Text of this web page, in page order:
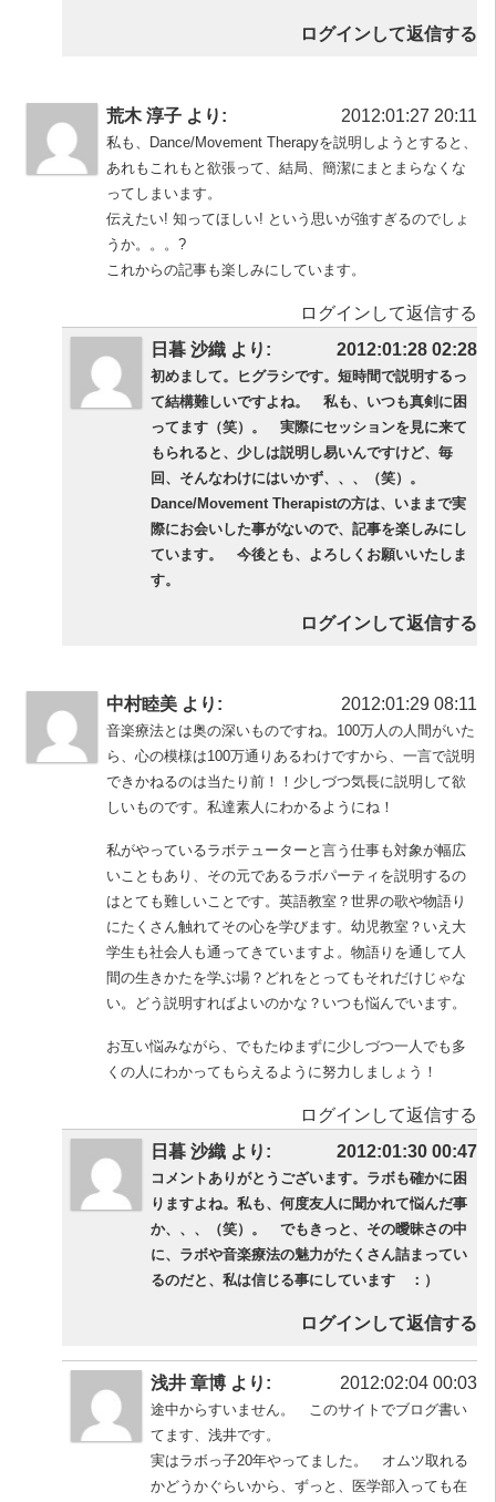
ログインして返信する
荒木 淳子 より: 2012:01:27 20:11
私も、Dance/Movement Therapyを説明しようとすると、
あれもこれもと欲張って、結局、簡潔にまとまらなくな
ってしまいます。
伝えたい! 知ってほしい! という思いが強すぎるのでしょ
うか。。。?
これからの記事も楽しみにしています。
ログインして返信する
日暮 沙織 より:
2012:01:28 02:28
初めまして。ヒグラシです。短時間で説明するっ
て結構難しいですよね。 私も、いつも真剣に困
ってます（笑）。 実際にセッションを見に来て
もられると、少しは説明し易いんですけど、毎
回、そんなわけにはいかず、、、（笑）。
Dance/Movement Therapistの方は、いままで実
際にお会いした事がないので、記事を楽しみにし
ています。 今後とも、よろしくお願いいたしま
す。
ログインして返信する
中村睦美 より: 2012:01:29 08:11
音楽療法とは奥の深いものですね。100万人の人間がいた
ら、心の模様は100万通りあるわけですから、一言で説明
できかねるのは当たり前！！少しづつ気長に説明して欲
しいものです。私達素人にわかるようにね！
私がやっているラボテューターと言う仕事も対象が幅広
いこともあり、その元であるラボパーティを説明するの
はとても難しいことです。英語教室？世界の歌や物語り
にたくさん触れてその心を学びます。幼児教室？いえ大
学生も社会人も通ってきていますよ。物語りを通して人
間の生きかたを学ぶ場？どれをとってもそれだけじゃな
い。どう説明すればよいのかな？いつも悩んでいます。
お互い悩みながら、でもたゆまずに少しづつ一人でも多
くの人にわかってもらえるように努力しましょう！
ログインして返信する
日暮 沙織 より:
2012:01:30 00:47
コメントありがとうございます。ラボも確かに困
りますよね。私も、何度友人に聞かれて悩んだ事
か、、、（笑）。 でもきっと、その曖昧さの中
に、ラボや音楽療法の魅力がたくさん詰まってい
るのだと、私は信じる事にしています ：）
ログインして返信する
浅井 章博 より: 2012:02:04 00:03
途中からすいません。 このサイトでブログ書い
てます、浅井です。
実はラボっ子20年やってました。 オムツ取れる
かどうかぐらいから、ずっと、医学部入っても在